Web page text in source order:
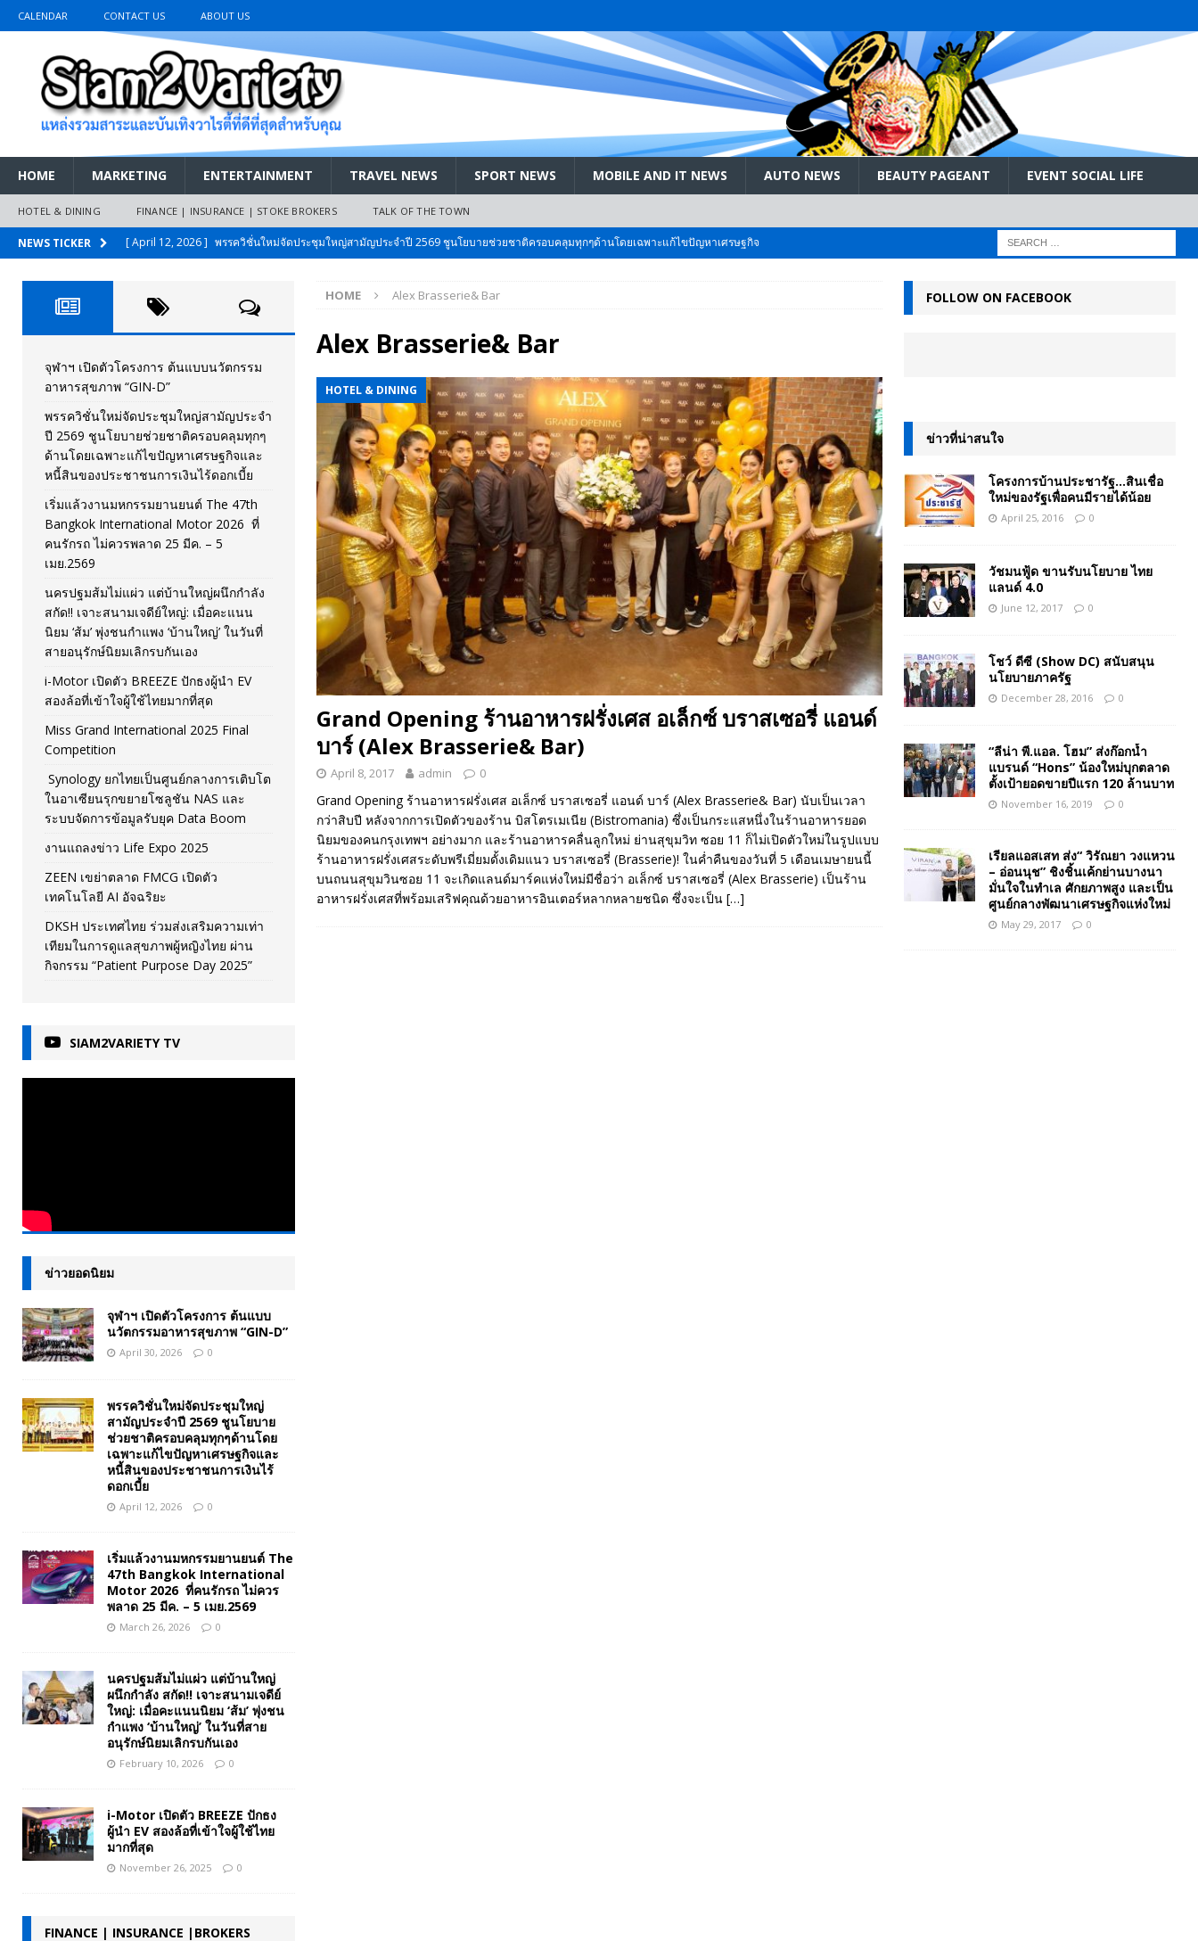
CALENDAR CONTACT US ABOUT US
HOME MARKETING ENTERTAINMENT TRAVEL NEWS SPORT NEWS MOBILE AND IT NEWS AUTO NEWS BEAUTY PAGEANT EVENT SOCIAL LIFE
HOTEL & DINING FINANCE | INSURANCE | STOKE BROKERS TALK OF THE TOWN
NEWS TICKER [ April 12, 2026 ] พรรควิชั่นใหม่จัดประชุมใหญ่สามัญประจำปี 2569 ชูนโยบายช่วยชาติครอบคลุมทุกๆด้านโดยเฉพาะแก้ไขปัญหาเศรษฐกิจ
[ March 26, 2026 ]
เริ่มแล้วงานมหกรรมยานยนต์ The 47th Bangkok International Motor 2026 ที่คนรักรถ ไม่ควรพลาด 25 มีค. – 5
เมย.2569
AUTO NEWS
[ February 10, 2026 ] นครปฐมส้มไม่แผ่ว แต่บ้านใหญ่ผนึกกำลัง สกัด!! เจาะสนามเจดีย์ใหญ่: เมื่อคะแนนนิยม ‘ส้ม’ พุ่งชนกำแพง ‘บ้านใหญ่’ ใน
วันที่สายอนุรักษ์นิยมเลิกรบกันเอง
PR NEWS
[ November 26, 2025 ] i-Motor เปิดตัว BREEZE ปักธงผู้นำ EV สองล้อที่เข้าใจผู้ใช้ไทยมากที่สุด
AUTO NEWS
[ April 30, 2026 ] จุฬาฯ เปิดตัวโครงการ ต้นแบบนวัตกรรมอาหารสุขภาพ “GIN-D” EVENT SOCIAL LIFE
HOME Alex Brasserie& Bar
Alex Brasserie& Bar
HOTEL & DINING
Grand Opening ร้านอาหารฝรั่งเศส อเล็กซ์ บราสเซอรี่ แอนด์
บาร์ (Alex Brasserie& Bar)
April 8, 2017 admin 0
Grand Opening ร้านอาหารฝรั่งเศส อเล็กซ์ บราสเซอรี่ แอนด์ บาร์ (Alex Brasserie& Bar) นับเป็นเวลา
กว่าสิบปี หลังจากการเปิดตัวของร้าน บิสโตรเมเนีย (Bistromania) ซึ่งเป็นกระแสหนึ่งในร้านอาหารยอด
นิยมของคนกรุงเทพฯ อย่างมาก และร้านอาหารคลื่นลูกใหม่ ย่านสุขุมวิท ซอย 11 ก็ไม่เปิดตัวใหม่ในรูปแบบ
ร้านอาหารฝรั่งเศสระดับพรีเมี่ยมดั้งเดิมแนว บราสเซอรี่ (Brasserie)! ในค่ำคืนของวันที่ 5 เดือนเมษายนนี้
บนถนนสุขุมวินซอย 11 จะเกิดแลนด์มาร์คแห่งใหม่มีชื่อว่า อเล็กซ์ บราสเซอรี่ (Alex Brasserie) เป็นร้าน
อาหารฝรั่งเศสที่พร้อมเสริฟคุณด้วยอาหารอินเตอร์หลากหลายชนิด ซึ่งจะเป็น […]
จุฬาฯ เปิดตัวโครงการ ต้นแบบนวัตกรรม
อาหารสุขภาพ “GIN-D”
พรรควิชั่นใหม่จัดประชุมใหญ่สามัญประจำ
ปี 2569 ชูนโยบายช่วยชาติครอบคลุมทุกๆ
ด้านโดยเฉพาะแก้ไขปัญหาเศรษฐกิจและ
หนี้สินของประชาชนการเงินไร้ดอกเบี้ย
เริ่มแล้วงานมหกรรมยานยนต์ The 47th
Bangkok International Motor 2026 ที่
คนรักรถ ไม่ควรพลาด 25 มีค. – 5
เมย.2569
นครปฐมส้มไม่แผ่ว แต่บ้านใหญ่ผนึกกำลัง
สกัด!! เจาะสนามเจดีย์ใหญ่: เมื่อคะแนน
นิยม ‘ส้ม’ พุ่งชนกำแพง ‘บ้านใหญ่’ ในวันที่
สายอนุรักษ์นิยมเลิกรบกันเอง
i-Motor เปิดตัว BREEZE ปักธงผู้นำ EV
สองล้อที่เข้าใจผู้ใช้ไทยมากที่สุด
Miss Grand International 2025 Final
Competition
Synology ยกไทยเป็นศูนย์กลางการเติบโต
ในอาเซียนรุกขยายโซลูชัน NAS และ
ระบบจัดการข้อมูลรับยุค Data Boom
งานแถลงข่าว Life Expo 2025
ZEEN เขย่าตลาด FMCG เปิดตัว
เทคโนโลยี AI อัจฉริยะ
DKSH ประเทศไทย ร่วมส่งเสริมความเท่า
เทียมในการดูแลสุขภาพผู้หญิงไทย ผ่าน
กิจกรรม “Patient Purpose Day 2025”
SIAM2VARIETY TV
ข่าวยอดนิยม
จุฬาฯ เปิดตัวโครงการ ต้นแบบ
นวัตกรรมอาหารสุขภาพ “GIN-D”
April 30, 2026 0
พรรควิชั่นใหม่จัดประชุมใหญ่
สามัญประจำปี 2569 ชูนโยบาย
ช่วยชาติครอบคลุมทุกๆด้านโดย
เฉพาะแก้ไขปัญหาเศรษฐกิจและ
หนี้สินของประชาชนการเงินไร้
ดอกเบี้ย
April 12, 2026 0
เริ่มแล้วงานมหกรรมยานยนต์ The
47th Bangkok International
Motor 2026 ที่คนรักรถ ไม่ควร
พลาด 25 มีค. – 5 เมย.2569
March 26, 2026 0
นครปฐมส้มไม่แผ่ว แต่บ้านใหญ่
ผนึกกำลัง สกัด!! เจาะสนามเจดีย์
ใหญ่: เมื่อคะแนนนิยม ‘ส้ม’ พุ่งชน
กำแพง ‘บ้านใหญ่’ ในวันที่สาย
อนุรักษ์นิยมเลิกรบกันเอง
February 10, 2026 0
i-Motor เปิดตัว BREEZE ปักธง
ผู้นำ EV สองล้อที่เข้าใจผู้ใช้ไทย
มากที่สุด
November 26, 2025 0
FINANCE | INSURANCE |BROKERS
FOLLOW ON FACEBOOK
ข่าวที่น่าสนใจ
โครงการบ้านประชารัฐ…สินเชื่อ
ใหม่ของรัฐเพื่อคนมีรายได้น้อย
April 25, 2016 0
วัชมนฟู้ด ขานรับนโยบาย ไทย
แลนด์ 4.0
June 12, 2017 0
โชว์ ดีซี (Show DC) สนับสนุน
นโยบายภาครัฐ
December 28, 2016 0
“ลีน่า พี.แอล. โฮม” ส่งก๊อกน้ำ
แบรนด์ “Hons” น้องใหม่บุกตลาด
ตั้งเป้ายอดขายปีแรก 120 ล้านบาท
November 16, 2019 0
เรียลแอสเสท ส่ง“ วิรัณยา วงแหวน
– อ่อนนุช” ชิงชิ้นเค้กย่านบางนา
มั่นใจในทำเล ศักยภาพสูง และเป็น
ศูนย์กลางพัฒนาเศรษฐกิจแห่งใหม่
May 29, 2017 0